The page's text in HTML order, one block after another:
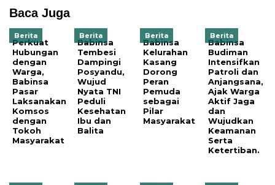
Baca Juga
Berita
Perkuat
Hubungan
dengan
Warga,
Babinsa
Pasar
Laksanakan
Komsos
dengan
Tokoh
Masyarakat
Berita
Babinsa
Tembesi
Dampingi
Posyandu,
Wujud
Nyata TNI
Peduli
Kesehatan
Ibu dan
Balita
Berita
Babinsa
Kelurahan
Kasang
Dorong
Peran
Pemuda
sebagai
Pilar
Masyarakat
Berita
Babinsa
Budiman
Intensifkan
Patroli dan
Anjangsana,
Ajak Warga
Aktif Jaga
dan
Wujudkan
Keamanan
Serta
Ketertiban.